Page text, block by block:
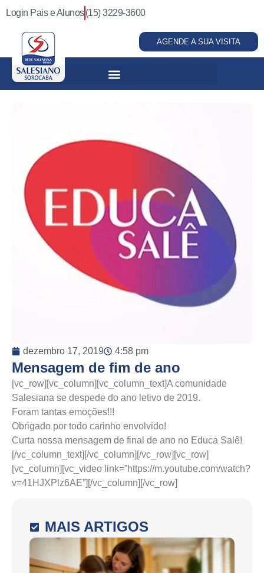
Login Pais e Alunos (15) 3229-3600
AGENDE A SUA VISITA
dezembro 17, 2019 4:58 pm
Mensagem de fim de ano
[vc_row][vc_column][vc_column_text]A comunidade
Salesiana se despede do ano letivo de 2019.
Foram tantas emoções!!!
Obrigado por todo carinho envolvido!
Curta nossa mensagem de final de ano no Educa Salê!
[/vc_column_text][/vc_column][/vc_row][vc_row]
[vc_column][vc_video link=”https://m.youtube.com/watch?
v=41HJXPlz6AE”][/vc_column][/vc_row]
MAIS ARTIGOS